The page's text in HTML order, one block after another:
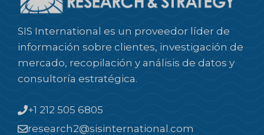
SIS International es un proveedor líder de
información sobre clientes, investigación de
mercado, recopilación y análisis de datos y
consultoría estratégica.
+1 212 505 6805
research2@sisinternational.com